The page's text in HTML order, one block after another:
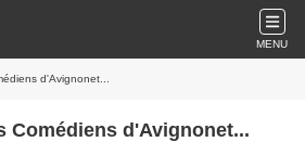
MENU
d'Avignonet...
Comédiens d'Avignonet...